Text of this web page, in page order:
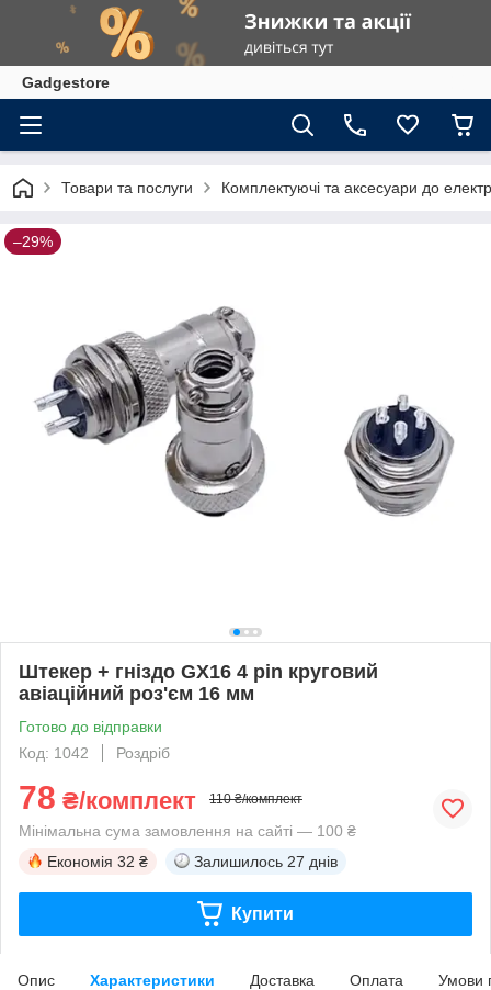
Gadgestore
Товари та послуги Комплектуючі та аксесуари до
–29%
Штекер + гніздо GX16 4 pin круговий
авіаційний роз'єм 16 мм
Готово до відправки
Код: 1042
Роздріб
78 ₴/комплект 110 ₴/комплект
Мінімальна сума замовлення на сайті — 100 ₴
Економія 32 ₴ Залишилось 27 днів
Купити
Опис Характеристики Доставка Оплата Умови